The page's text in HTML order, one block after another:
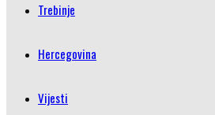
Trebinje
Hercegovina
Vijesti